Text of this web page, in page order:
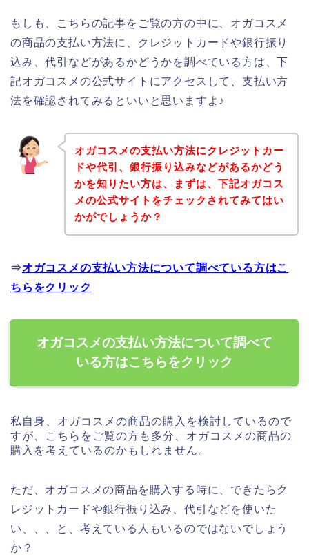
もしも、こちらの記事をご覧の方の中に、オガコスメ
の商品の支払い方法に、クレジットカードや銀行振り
込み、代引などがあるかどうかを調べている方は、下
記オガコスメの公式サイトにアクセスして、支払い方
法を確認されてみるといいと思いますよ♪
オガコスメの支払い方法にクレジットカー
ドや代引、銀行振り込みなどがあるかどう
かを知りたい方は、まずは、下記オガコス
メの公式サイトをチェックされてみてはい
かがでしょうか？
⇒オガコスメの支払い方法について調べている方はこ
ちらをクリック
オガコスメの支払い方法について調べて
いる方はこちらをクリック
私自身、オガコスメの商品の購入を検討しているので
すが、こちらをご覧の方も多分、オガコスメの商品の
購入を考えているのかもしれません。
ただ、オガコスメの商品を購入する時に、できたらク
レジットカードや銀行振り込み、代引などを使いた
い、、、と、考えている人もいるのではないでしょう
か？